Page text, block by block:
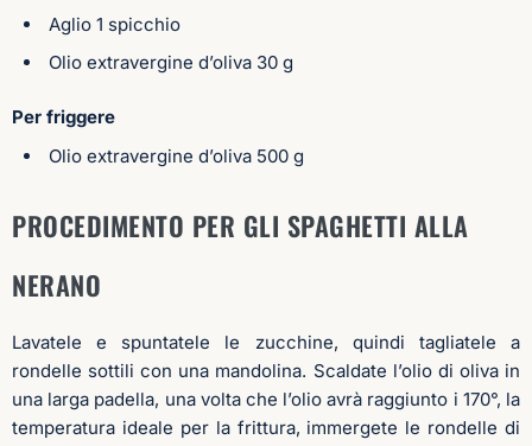
Aglio 1 spicchio
Olio extravergine d’oliva 30 g
Per friggere
Olio extravergine d’oliva 500 g
PROCEDIMENTO PER GLI SPAGHETTI ALLA
NERANO
Lavatele e spuntatele le zucchine, quindi tagliatele a
rondelle sottili con una mandolina. Scaldate l’olio di oliva in
una larga padella, una volta che l’olio avrà raggiunto i 170°, la
temperatura ideale per la frittura, immergete le rondelle di